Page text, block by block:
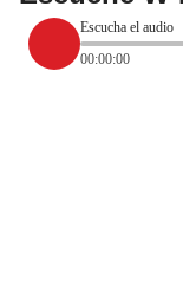
Escucha el audio
00:00:00